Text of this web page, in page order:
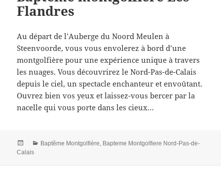
Flandres
Au départ de l’Auberge du Noord Meulen à
Steenvoorde, vous vous envolerez à bord d’une
montgolfière pour une expérience unique à travers
les nuages. Vous découvrirez le Nord-Pas-de-Calais
depuis le ciel, un spectacle enchanteur et envoûtant.
Ouvrez bien vos yeux et laissez-vous bercer par la
nacelle qui vous porte dans les cieux…
Posted
on
Categories
Baptême Montgolfière Bapteme Montgolfiere Nord-Pas-de-
Calais